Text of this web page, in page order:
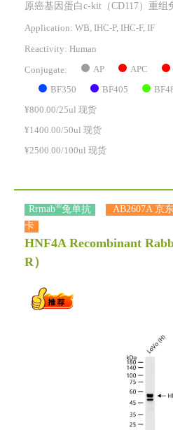
原癌基因蛋白c-kit（CD117）重组
Application: WB, IHC-P, IHC-F, IF
Reactivity: Human
Conjugate: AP APC
BF350 BF405
¥800.00/25ul 现货
¥1400.00/50ul 现货
¥2500.00/100ul 现货
Rrmab®兔单抗 AB2607A 京
卡
HNF4A Recombinant
R）